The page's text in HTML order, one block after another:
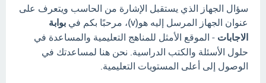
سؤال الجهاز الذي يستقبل الإشارة من الحاسب ويتعرف على
عنوان الجهاز المرسل إليه هو(v)، مرحبًا بكم في
بوابة
الاجابات - الموقع الأمثل للمناهج التعليمية والمساعدة في
حلول الأسئلة والكتب الدراسية. نحن هنا لمساعدتك في
الوصول إلى أعلى المستويات التعليمية.